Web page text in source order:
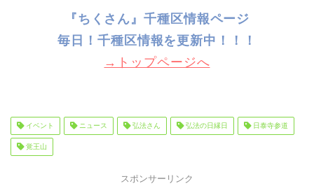
『ちくさん』千種区情報ページ
毎日！千種 区情報を更新中！！！
→トップページへ
イベント ニュース 弘法さん 弘法の日縁日 日泰寺参道
覚王山
スポンサーリンク